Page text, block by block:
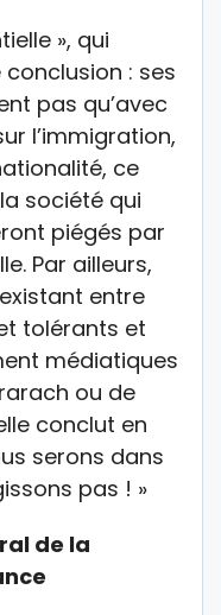
», qui
: ses
pas qu’avec
l’immigration,
ce
société qui
piégés par
Par ailleurs,
entre
tolérants et
médiatiques
ou de
conclut en
serons dans
pas ! »
de la